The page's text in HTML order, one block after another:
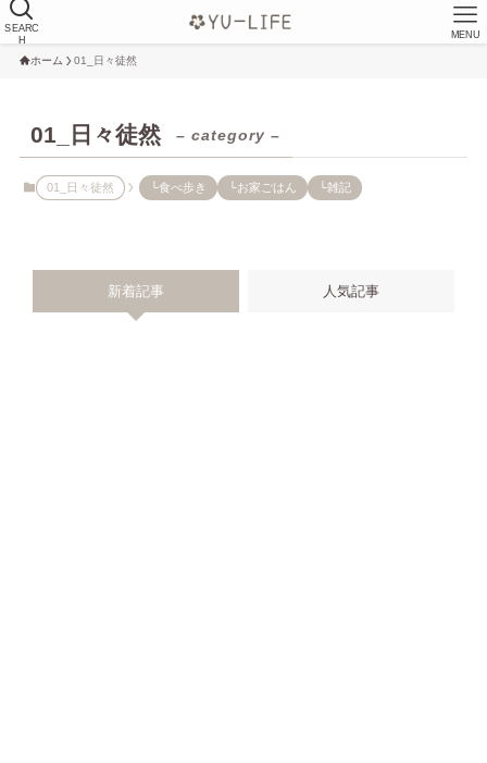
SEARC
H
MENU
ホーム 01_日々徒然
01_日々徒然 – category –
01_日々徒然 └食べ歩き └お家ごはん └雑記
新着記事 人気記事